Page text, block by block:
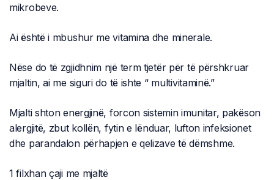
mikrobeve.
Ai është i mbushur me vitamina dhe minerale.
Nëse do të zgjidhnim një term tjetër për të përshkruar
mjaltin, ai me siguri do të ishte “ multivitaminë.”
Mjalti shton energjinë, forcon sistemin imunitar, pakëson
alergjitë, zbut kollën, fytin e lënduar, lufton infeksionet
dhe parandalon përhapjen e qelizave të dëmshme.
1 filxhan çaji me mjaltë